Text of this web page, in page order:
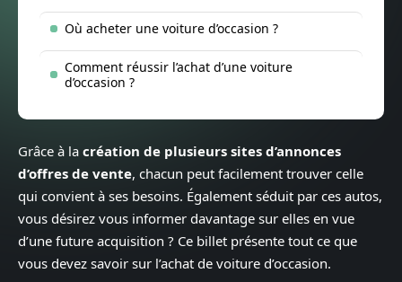
Où acheter une voiture d’occasion ?
Comment réussir l’achat d’une voiture
d’occasion ?
Grâce à la création de plusieurs sites d’annonces
d’offres de vente, chacun peut facilement trouver celle
qui convient à ses besoins. Également séduit par ces autos,
vous désirez vous informer davantage sur elles en vue
d’une future acquisition ? Ce billet présente tout ce que
vous devez savoir sur l’achat de voiture d’occasion.